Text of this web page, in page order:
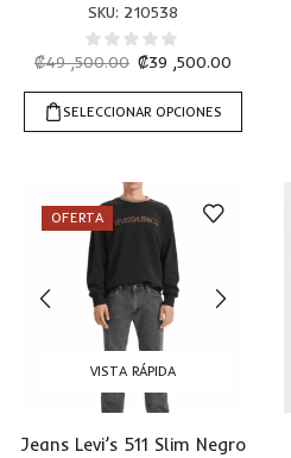
SKU: 210538
₡49 ,500.00 ₡39 ,500.00
SELECCIONAR OPCIONES
OFERTA
VISTA RÁPIDA
Jeans Levi’s 511 Slim Negro